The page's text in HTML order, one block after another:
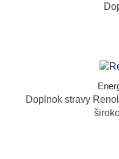
Doplnok stravy